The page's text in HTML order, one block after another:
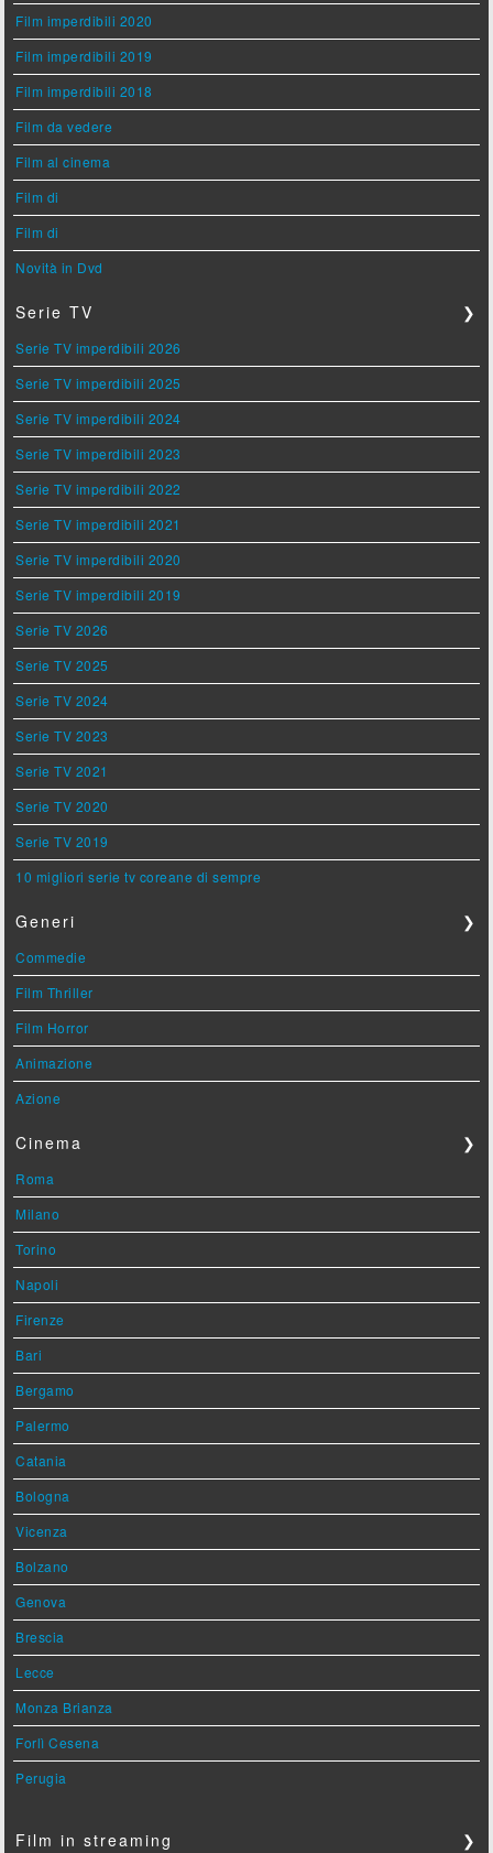
Film imperdibili 2020
Film imperdibili 2019
Film imperdibili 2018
Film da vedere
Film al cinema
Film di
Film di
Novità in Dvd
Serie TV ❯
Serie TV imperdibili 2026
Serie TV imperdibili 2025
Serie TV imperdibili 2024
Serie TV imperdibili 2023
Serie TV imperdibili 2022
Serie TV imperdibili 2021
Serie TV imperdibili 2020
Serie TV imperdibili 2019
Serie TV 2026
Serie TV 2025
Serie TV 2024
Serie TV 2023
Serie TV 2021
Serie TV 2020
Serie TV 2019
10 migliori serie tv coreane di sempre
Generi ❯
Commedie
Film Thriller
Film Horror
Animazione
Azione
Cinema ❯
Roma
Milano
Torino
Napoli
Firenze
Bari
Bergamo
Palermo
Catania
Bologna
Vicenza
Bolzano
Genova
Brescia
Lecce
Monza Brianza
Forlì Cesena
Perugia
Film in streaming ❯